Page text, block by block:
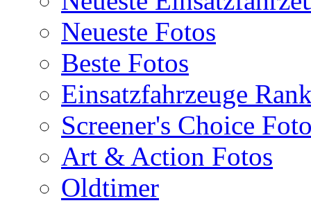
Neueste Fotos
Beste Fotos
Einsatzfahrzeuge
Screener's Choice
Art & Action Fotos
Oldtimer